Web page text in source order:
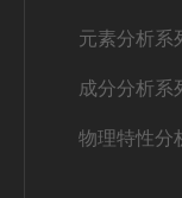
元素分析系
成分分析系
物理特性分